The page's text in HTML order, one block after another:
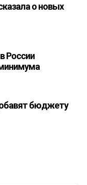
о новых
России
бюджету